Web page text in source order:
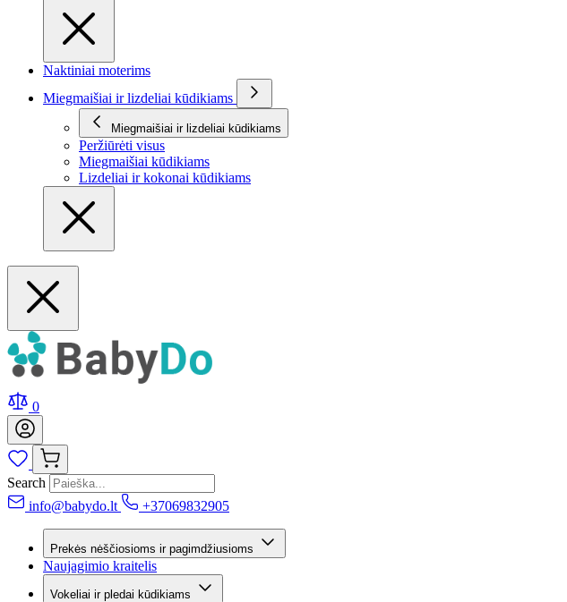
Naktiniai moterims
Miegmaišiai ir lizdeliai kūdikiams
Miegmaišiai ir lizdeliai kūdikiams
Peržiūrėti visus
Miegmaišiai kūdikiams
Lizdeliai ir kokonai kūdikiams
0
Search
info@babydo.lt
+37069832905
Prekės nėščiosioms ir pagimdžiusioms
Naujagimio kraitelis
Vokeliai ir pledai kūdikiams